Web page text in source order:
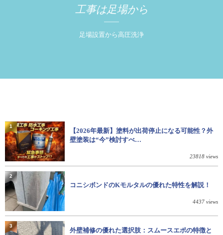
工事は足場から
足場設置から高圧洗浄
【2026年最新】塗料が出荷停止になる可能性？外
壁塗装は“今”検討すべ…
23818 views
1
コニシボンドのKモルタルの優れた特性を解説！
4437 views
2
外壁補修の優れた選択肢：スムースエポの特徴と
3